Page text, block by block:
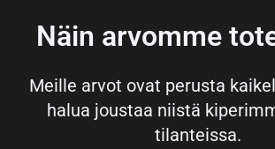
Näin arvomme
Meille arvot ovat perusta
halua joustaa niistä
tilanteissa.